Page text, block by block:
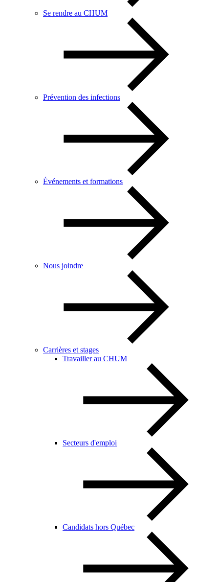
Se rendre au CHUM
Prévention des infections
Événements et formations
Nous joindre
Carrières et stages
Travailler au CHUM
Secteurs d'emploi
Candidats hors Québec